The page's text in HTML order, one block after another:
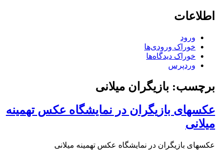
اطلاعات
ورود
خوراک ورودی‌ها
خوراک دیدگاه‌ها
وردپرس
برچسب: بازیگران میلانی
عکسهای بازیگران در نمایشگاه عکس تهمینه
میلانی
عکسهای بازیگران در نمایشگاه عکس تهمینه میلانی